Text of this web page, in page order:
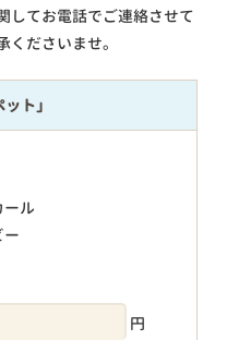
してお電話でご連絡させて
ださいませ。
ト」
ール
ー
円